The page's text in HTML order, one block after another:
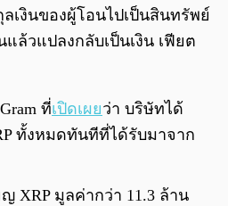
เงินของผู้โอนไปเป็นสินทรัพย์
ล้วแปลงกลับเป็นเงิน เฟียต
ที่เปิดเผยว่า บริษัทได้
ทั้งหมดทันทีที่ได้รับมาจาก
ญ XRP มูลค่ากว่า 11.3 ล้าน